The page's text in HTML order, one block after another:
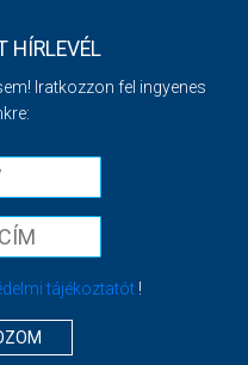
HÍRLEVÉL
Iratkozzon fel ingyenes
tájékoztatót!